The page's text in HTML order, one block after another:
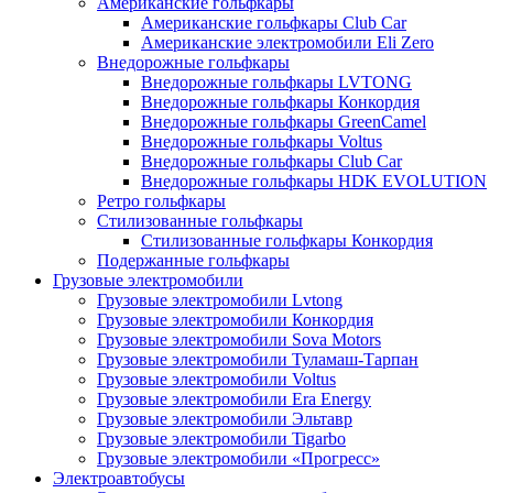
Американские гольфкары Club Car
Американские электромобили Eli Zero
Внедорожные гольфкары
Внедорожные гольфкары LVTONG
Внедорожные гольфкары Конкордия
Внедорожные гольфкары GreenCamel
Внедорожные гольфкары Voltus
Внедорожные гольфкары Club Car
Внедорожные гольфкары HDK EVOLUTION
Ретро гольфкары
Стилизованные гольфкары
Стилизованные гольфкары Конкордия
Подержанные гольфкары
Грузовые электромобили
Грузовые электромобили Lvtong
Грузовые электромобили Конкордия
Грузовые электромобили Sova Motors
Грузовые электромобили Туламаш-Тарпан
Грузовые электромобили Voltus
Грузовые электромобили Era Energy
Грузовые электромобили Эльтавр
Грузовые электромобили Tigarbo
Грузовые электромобили «Прогресс»
Электроавтобусы